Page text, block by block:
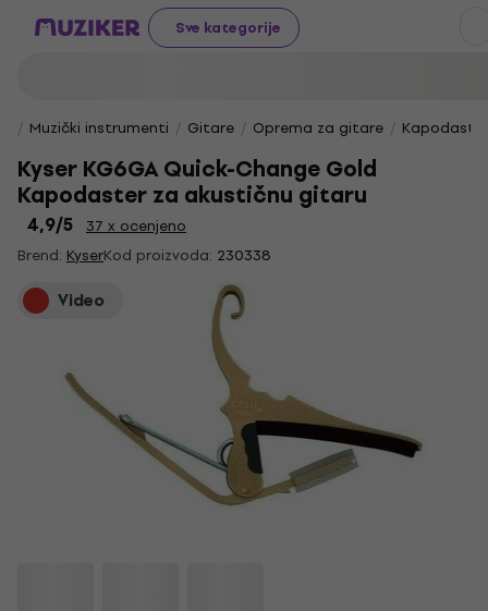
Sve kategorije
Muzički instrumenti Gitare Oprema za gitare
Kyser KG6GA Quick-Change Gold
Kapodaster za akustičnu gitaru
4,9/5
37 x ocenjeno
Brend: KyserKod proizvoda: 230338
Video